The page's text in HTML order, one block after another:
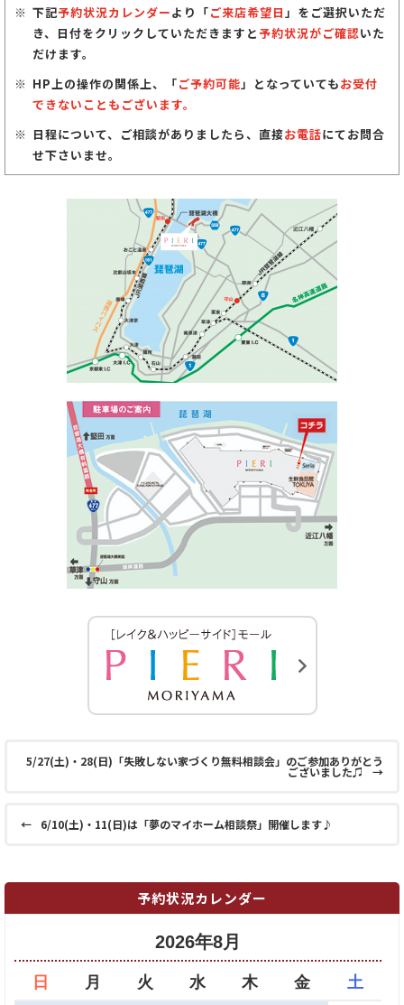
下記予約状況カレンダーより「ご来店希望日」をご選択いただ
き、日付をクリックしていただきますと予約状況がご確認いた
だけます。
HP上の操作の関係上、「ご予約可能」となっていてもお受付
できないこともございます。
日程について、ご相談がありましたら、直接お電話にてお問合
せ下さいませ。
5/27(土)・28(日)「失敗しない家づくり無料相談会」のご参加ありがとう
ございました♫ →
← 6/10(土)・11(日)は「夢のマイホーム相談祭」開催します♪
予約状況カレンダー
2026年8月
日 月 火 水 木 金 土